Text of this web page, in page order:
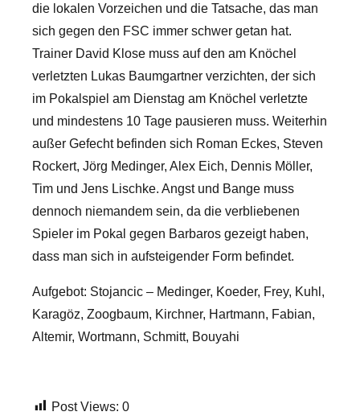
die lokalen Vorzeichen und die Tatsache, das man
sich gegen den FSC immer schwer getan hat.
Trainer David Klose muss auf den am Knöchel
verletzten Lukas Baumgartner verzichten, der sich
im Pokalspiel am Dienstag am Knöchel verletzte
und mindestens 10 Tage pausieren muss. Weiterhin
außer Gefecht befinden sich Roman Eckes, Steven
Rockert, Jörg Medinger, Alex Eich, Dennis Möller,
Tim und Jens Lischke. Angst und Bange muss
dennoch niemandem sein, da die verbliebenen
Spieler im Pokal gegen Barbaros gezeigt haben,
dass man sich in aufsteigender Form befindet.
Aufgebot: Stojancic – Medinger, Koeder, Frey, Kuhl,
Karagöz, Zoogbaum, Kirchner, Hartmann, Fabian,
Altemir, Wortmann, Schmitt, Bouyahi
Post Views: 0